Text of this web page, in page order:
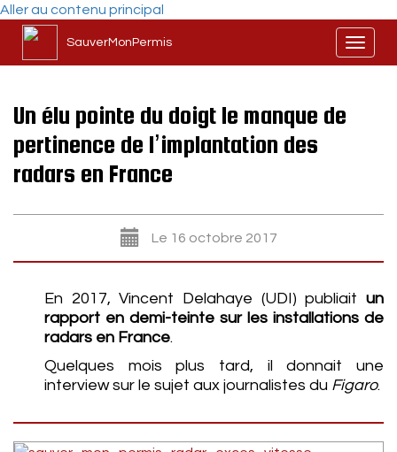
Aller au contenu principal
SauverMonPermis
Un élu pointe du doigt le manque de
pertinence de l’implantation des
radars en France
Le 16 octobre 2017
En 2017, Vincent Delahaye (UDI) publiait un
rapport en demi-teinte sur les installations de
radars en France.
Quelques mois plus tard, il donnait une
interview sur le sujet aux journalistes du Figaro.